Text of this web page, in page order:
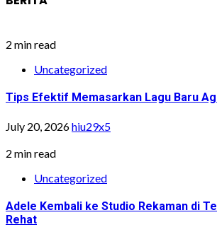
2 min read
Uncategorized
Tips Efektif Memasarkan Lagu Baru
July 20, 2026hiu29x5
2 min read
Uncategorized
Adele Kembali ke Studio Rekaman di
Rehat